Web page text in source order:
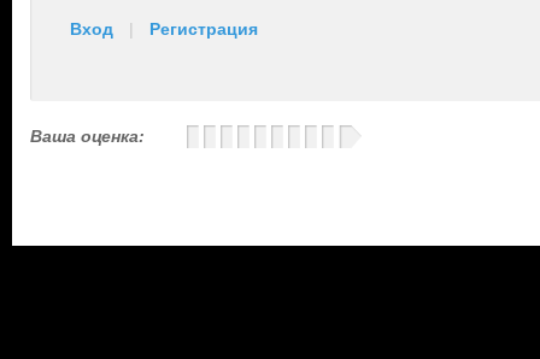
Вход | Регистрация
Ваша оценка: